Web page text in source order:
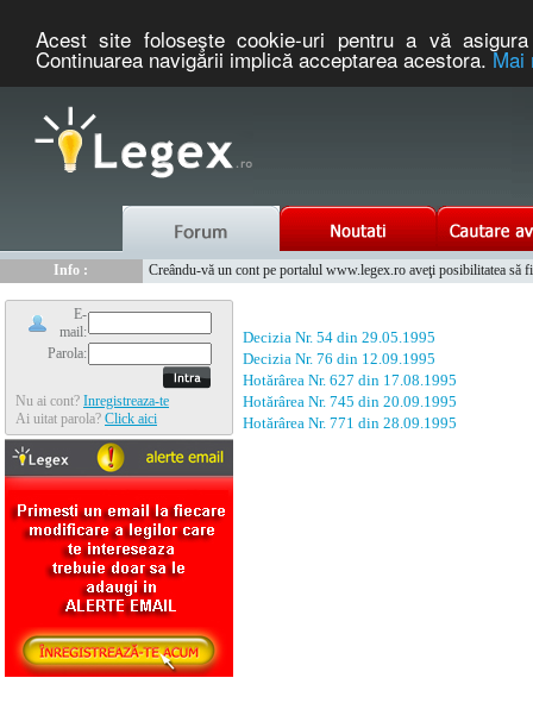
Acest site foloseşte cookie-uri pentru a vă
Continuarea navigării implică acceptarea acestora.Mai
Info :
Creându-vă un cont pe portalul www.legex.ro aveţi posibilitatea să
E-
mail:
Parola:
Nu ai cont? Inregistreaza-te
Ai uitat parola? Click aici
Decizia Nr. 54 din 29.05.1995
Decizia Nr. 76 din 12.09.1995
Hotărârea Nr. 627 din 17.08.1995
Hotărârea Nr. 745 din 20.09.1995
Hotărârea Nr. 771 din 28.09.1995